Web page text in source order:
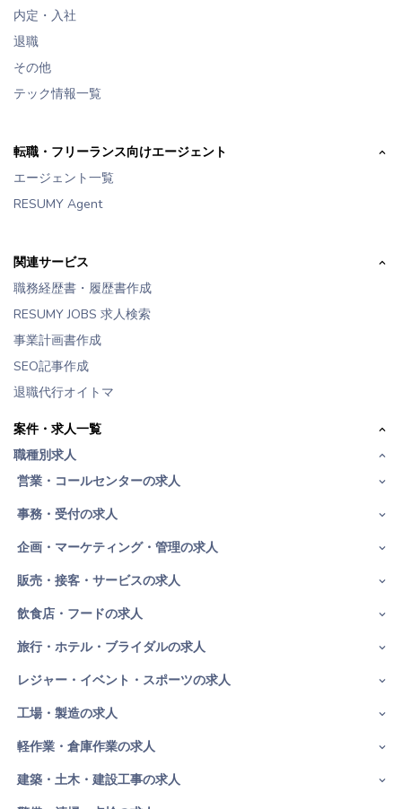
内定・入社
退職
その他
テック情報一覧
転職・フリーランス向けエージェント
エージェント一覧
RESUMY Agent
関連サービス
職務経歴書・履歴書作成
RESUMY JOBS 求人検索
事業計画書作成
SEO記事作成
退職代行オイトマ
案件・求人一覧
職種別求人
営業・コールセンターの求人
事務・受付の求人
企画・マーケティング・管理の求人
販売・接客・サービスの求人
飲食店・フードの求人
旅行・ホテル・ブライダルの求人
レジャー・イベント・スポーツの求人
工場・製造の求人
軽作業・倉庫作業の求人
建築・土木・建設工事の求人